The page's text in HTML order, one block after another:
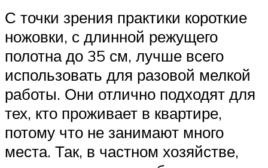
С точки зрения практики короткие
ножовки, с длинной режущего
полотна до 35 см, лучше всего
использовать для разовой мелкой
работы. Они отлично подходят для
тех, кто проживает в квартире,
потому что не занимают много
места. Так, в частном хозяйстве,